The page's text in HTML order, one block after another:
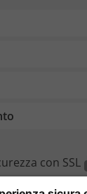
con SSL